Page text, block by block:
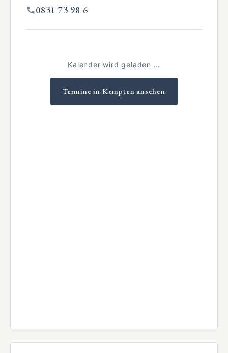
0831 73 98 6
Kalender wird geladen …
Termine in Kempten ansehen